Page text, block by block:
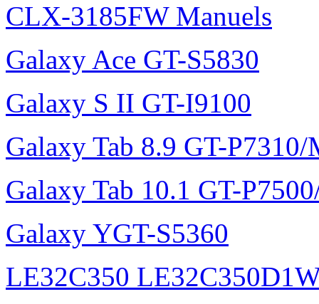
CLX-3185FW Manuels
Galaxy Ace GT-S5830
Galaxy S II GT-I9100
Galaxy Tab 8.9 GT-P7310/
Galaxy Tab 10.1 GT-
Galaxy YGT-S5360
LE32C350